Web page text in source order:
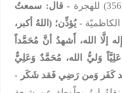
- قال: سمعتُ
-يُؤذِّن؛ (اللهُ أكبر،
إلَّا الله، أَشهدُ أنَّ مُحَمَّداً
وَليُّ الله، مُحَمَّدٌ وَعَلِيٌّ
كَفَر وَمن رَضِي فَقد شَكَر-